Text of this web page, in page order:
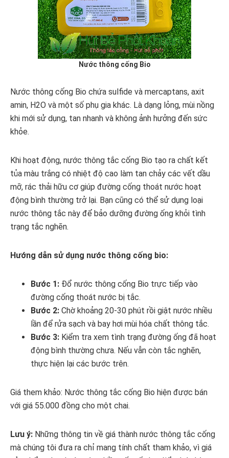
Nước thông cống Bio
Nước thông cống Bio chứa sulfide và mercaptans, axit
amin, H2O và một số phụ gia khác. Là dạng lỏng, mùi nồng
khi mới sử dụng, tan nhanh và không ảnh hưởng đến sức
khỏe.
Khi hoạt động, nước thông tắc cống Bio tạo ra chất kết
tủa màu trắng có nhiệt độ cao làm tan chảy các vết dầu
mỡ, rác thải hữu cơ giúp đường cống thoát nước hoạt
động bình thường trở lại. Bạn cũng có thể sử dụng loại
nước thông tắc này để bảo dưỡng đường ống khỏi tình
trạng tắc nghẽn.
Hướng dẫn sử dụng nước thông cống bio:
Bước 1: Đổ nước thông cống Bio trực tiếp vào
đường cống thoát nước bị tắc.
Bước 2: Chờ khoảng 20-30 phút rồi giật nước nhiều
lần để rửa sạch và bay hơi mùi hóa chất thông tắc.
Bước 3: Kiểm tra xem tình trạng đường ống đã hoạt
động bình thường chưa. Nếu vẫn còn tắc nghẽn,
thực hiện lại các bước trên.
Giá them khảo: Nước thông tắc cống Bio hiện được bán
với giá 55.000 đồng cho một chai.
Lưu ý: Những thông tin về giá thành nước thông tắc cống
mà chúng tôi đưa ra chỉ mang tính chất tham khảo, vì giá